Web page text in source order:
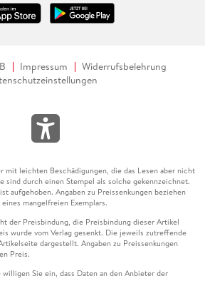
Impressum
Widerrufsbelehrung
mit leichten Beschädigungen, die das Lesen aber nicht
sind durch einen Stempel als solche gekennzeichnet.
aufgehoben. Angaben zu Preissenkungen beziehen
mangelfreien Exemplars.
der Preisbindung, die Preisbindung dieser Artikel
wurde vom Verlag gesenkt. Die jeweils zutreffende
dargestellt. Angaben zu Preissenkungen
Preis.
Sie ein, dass Daten an den Anbieter der